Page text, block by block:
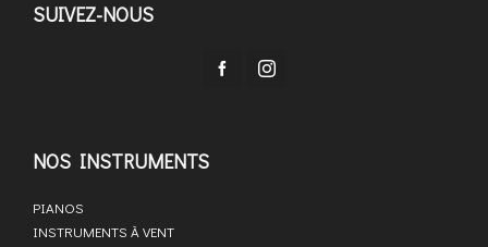
SUIVEZ-NOUS
NOS INSTRUMENTS
PIANOS
INSTRUMENTS À VENT